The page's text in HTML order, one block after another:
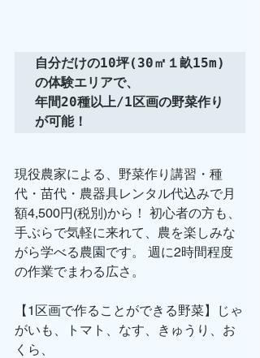
自分だけの10坪(30㎡１畝15m)
の体験エリアで、
年間20種以上/1区画の野菜作り
が可能！
現役農家による、野菜作り講習・種
代・苗代・農器具レンタル代込みで月
額4,500円(税別)から！ 初心者の方も、
手ぶらで気軽に来れて、農を楽しみな
がら学べる農園です。 週に2時間程度
の作業でまわる広さ。
【1区画で作ることができる野菜】じゃ
がいも、トマト、なす、きゅうり、お
くら、